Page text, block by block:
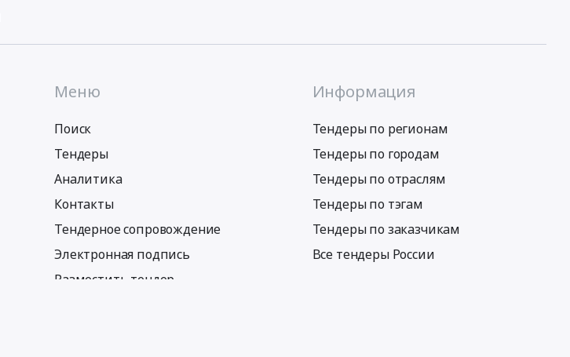
Меню
Поиск
Тендеры
Аналитика
Контакты
Тендерное сопровождение
Электронная подпись
Разместить тендер
Информация
Тендеры по регионам
Тендеры по городам
Тендеры по отраслям
Тендеры по тэгам
Тендеры по заказчикам
Все тендеры России